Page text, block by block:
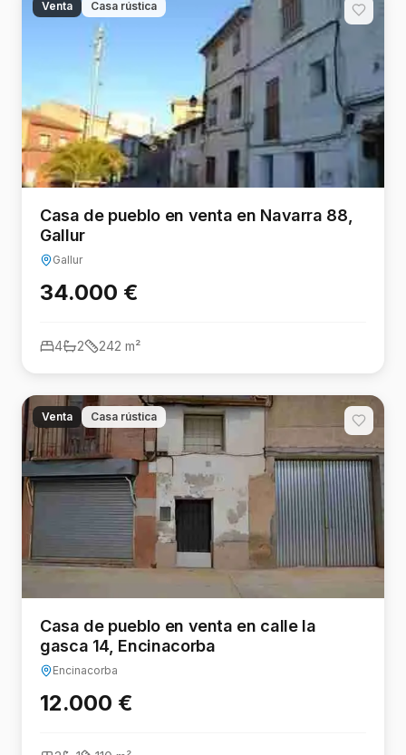
Venta Casa rústica
Casa de pueblo en venta en Navarra 88,
Gallur
Gallur
34.000 €
4 2 242 m²
Venta Casa rústica
Casa de pueblo en venta en calle la
gasca 14, Encinacorba
Encinacorba
12.000 €